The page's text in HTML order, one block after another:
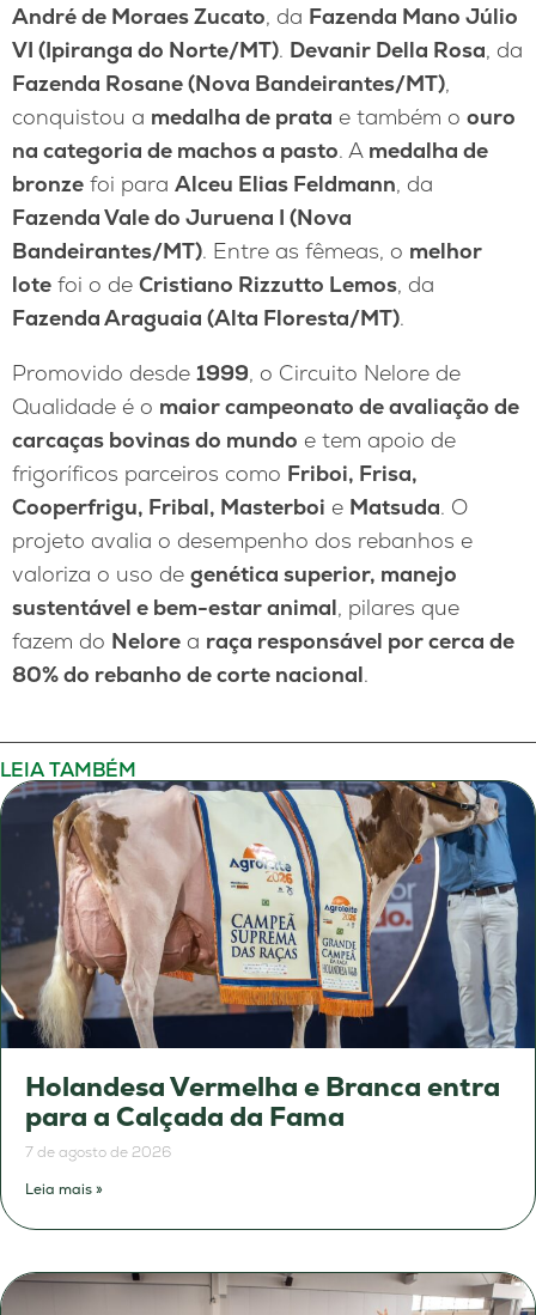
André de Moraes Zucato, da Fazenda Mano Júlio
VI (Ipiranga do Norte/MT). Devanir Della Rosa, da
Fazenda Rosane (Nova Bandeirantes/MT),
conquistou a medalha de prata e também o ouro
na categoria de machos a pasto. A medalha de
bronze foi para Alceu Elias Feldmann, da
Fazenda Vale do Juruena I (Nova
Bandeirantes/MT). Entre as fêmeas, o melhor
lote foi o de Cristiano Rizzutto Lemos, da
Fazenda Araguaia (Alta Floresta/MT).
Promovido desde 1999, o Circuito Nelore de
Qualidade é o maior campeonato de avaliação de
carcaças bovinas do mundo e tem apoio de
frigoríficos parceiros como Friboi, Frisa,
Cooperfrigu, Fribal, Masterboi e Matsuda. O
projeto avalia o desempenho dos rebanhos e
valoriza o uso de genética superior, manejo
sustentável e bem-estar animal, pilares que
fazem do Nelore a raça responsável por cerca de
80% do rebanho de corte nacional.
LEIA TAMBÉM
Holandesa Vermelha e Branca entra
para a Calçada da Fama
7 de agosto de 2026
Leia mais »